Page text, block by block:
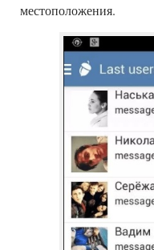
местоположения.